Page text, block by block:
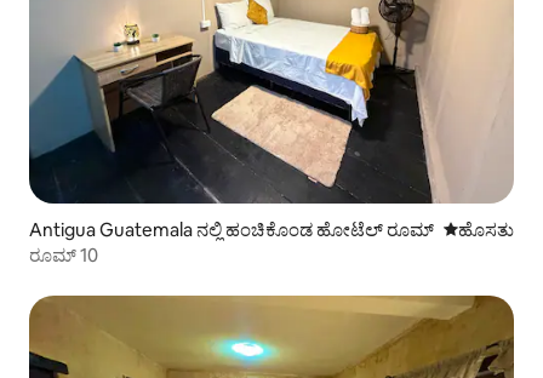
Antigua Guatemala ನಲ್ಲಿ ಹಂಚಿಕೊಂಡ ಹೋಟೆಲ್ ರೂಮ್ ವಾಸ್ತವ್ಯ
ಹೊಸತು
ರೂಮ್ 10